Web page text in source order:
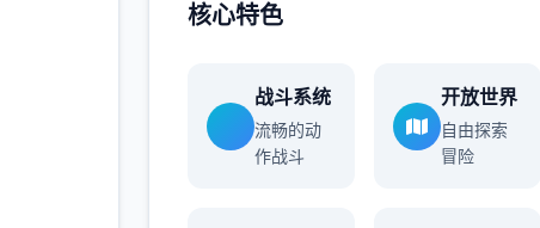
核心特色
战斗系统
流畅的动
作战斗
开放世界
自由探索
冒险